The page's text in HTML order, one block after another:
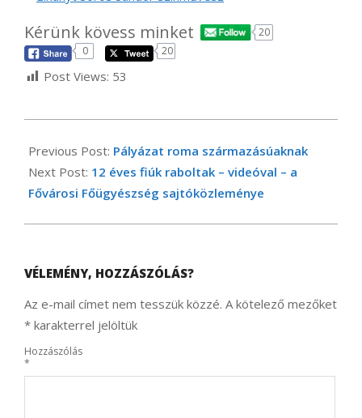
Kérünk kövess minket
20
0
20
Post Views: 53
01-
23
Previous Post: Pályázat roma származásúaknak
Next Post: 12 éves fiúk raboltak – videóval – a
Fővárosi Főügyészség sajtóközleménye
VÉLEMÉNY, HOZZÁSZÓLÁS?
Az e-mail címet nem tesszük közzé. A kötelező mezőket
* karakterrel jelöltük
Hozzászólás
*